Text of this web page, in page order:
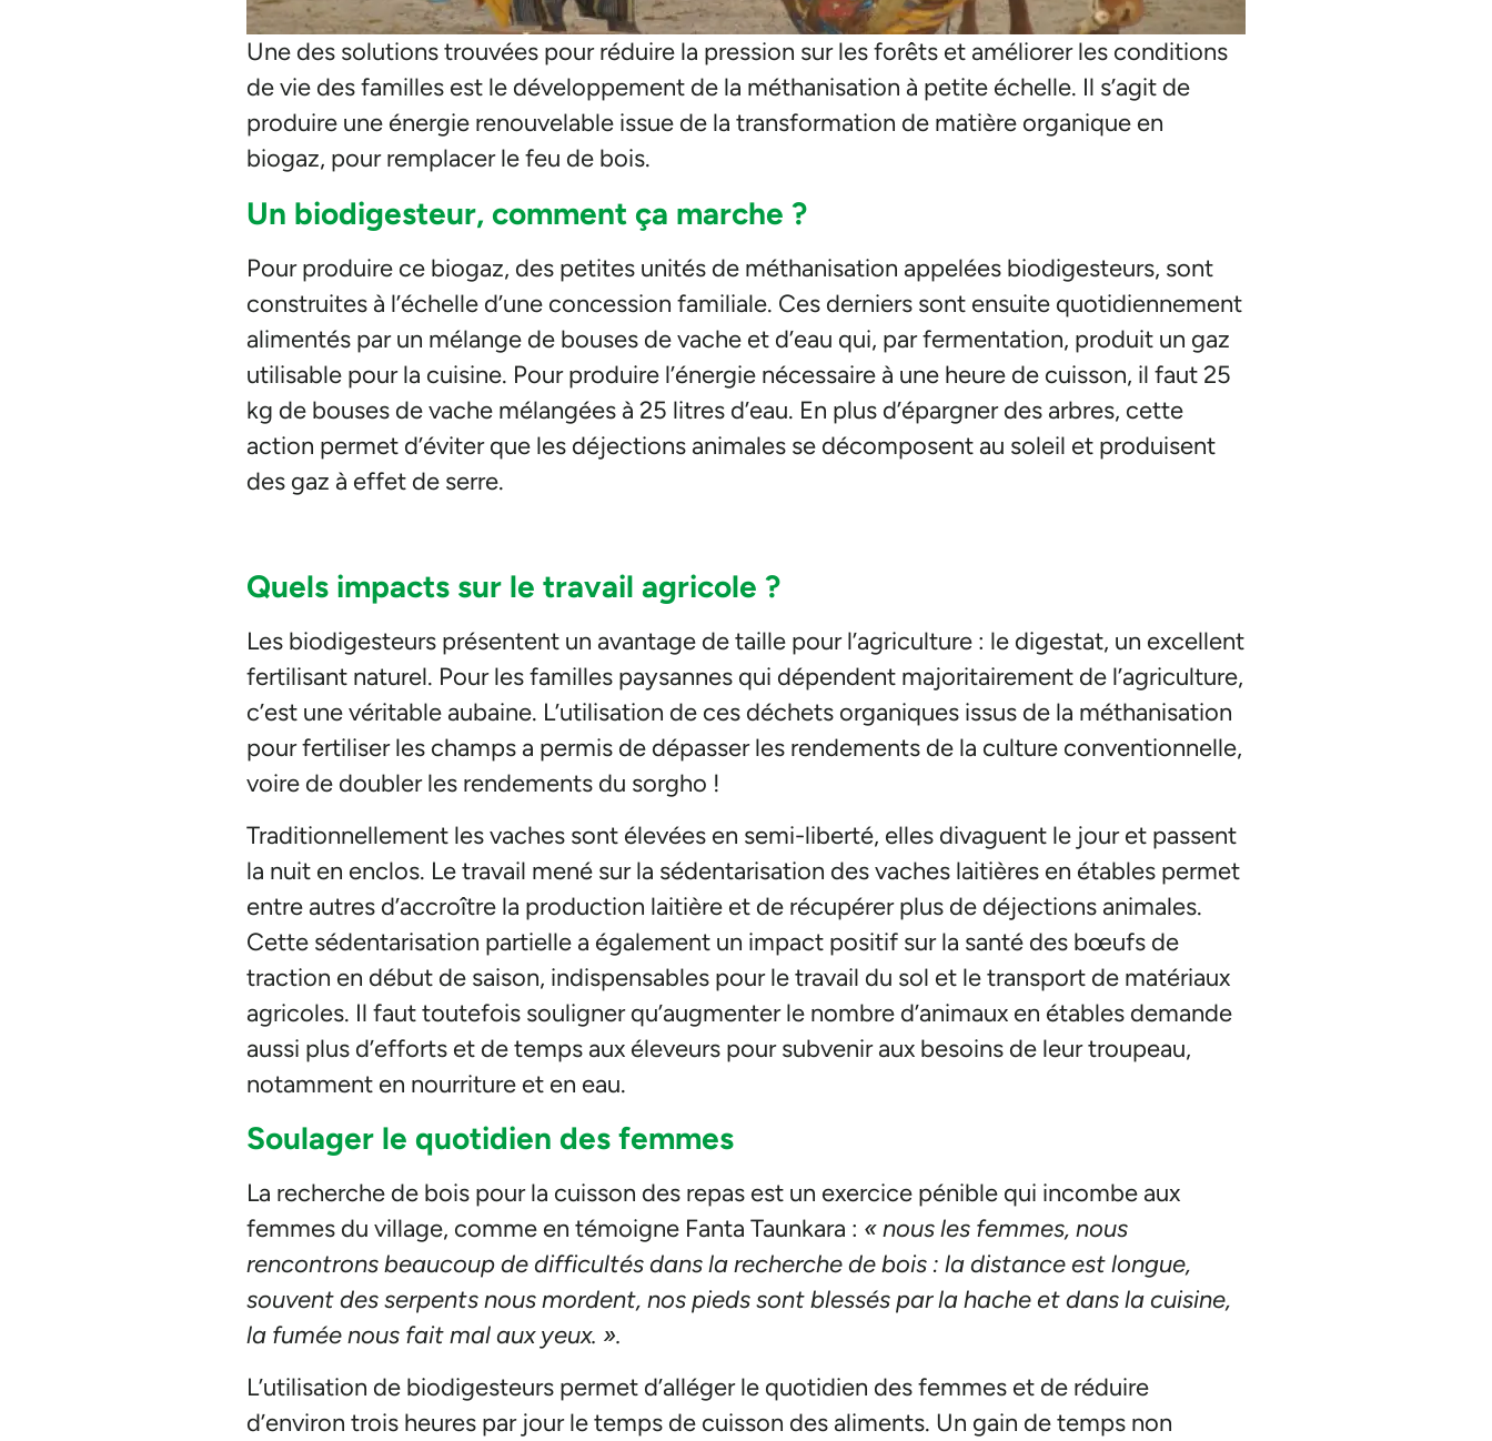
Une des solutions trouvées pour réduire la pression sur les forêts et améliorer les conditions
de vie des familles est le développement de la méthanisation à petite échelle. Il s’agit de
produire une énergie renouvelable issue de la transformation de matière organique en
biogaz, pour remplacer le feu de bois.
Un biodigesteur, comment ça marche ?
Pour produire ce biogaz, des petites unités de méthanisation appelées biodigesteurs, sont
construites à l’échelle d’une concession familiale. Ces derniers sont ensuite quotidiennement
alimentés par un mélange de bouses de vache et d’eau qui, par fermentation, produit un gaz
utilisable pour la cuisine. Pour produire l’énergie nécessaire à une heure de cuisson, il faut 25
kg de bouses de vache mélangées à 25 litres d’eau. En plus d’épargner des arbres, cette
action permet d’éviter que les déjections animales se décomposent au soleil et produisent
des gaz à effet de serre.
Quels impacts sur le travail agricole ?
Les biodigesteurs présentent un avantage de taille pour l’agriculture : le digestat, un excellent
fertilisant naturel. Pour les familles paysannes qui dépendent majoritairement de l’agriculture,
c’est une véritable aubaine. L’utilisation de ces déchets organiques issus de la méthanisation
pour fertiliser les champs a permis de dépasser les rendements de la culture conventionnelle,
voire de doubler les rendements du sorgho !
Traditionnellement les vaches sont élevées en semi-liberté, elles divaguent le jour et passent
la nuit en enclos. Le travail mené sur la sédentarisation des vaches laitières en étables permet
entre autres d’accroître la production laitière et de récupérer plus de déjections animales.
Cette sédentarisation partielle a également un impact positif sur la santé des bœufs de
traction en début de saison, indispensables pour le travail du sol et le transport de matériaux
agricoles. Il faut toutefois souligner qu’augmenter le nombre d’animaux en étables demande
aussi plus d’efforts et de temps aux éleveurs pour subvenir aux besoins de leur troupeau,
notamment en nourriture et en eau.
Soulager le quotidien des femmes
La recherche de bois pour la cuisson des repas est un exercice pénible qui incombe aux
femmes du village, comme en témoigne Fanta Taunkara : « nous les femmes, nous
rencontrons beaucoup de difficultés dans la recherche de bois : la distance est longue,
souvent des serpents nous mordent, nos pieds sont blessés par la hache et dans la cuisine,
la fumée nous fait mal aux yeux. ».
L’utilisation de biodigesteurs permet d’alléger le quotidien des femmes et de réduire
d’environ trois heures par jour le temps de cuisson des aliments. Un gain de temps non